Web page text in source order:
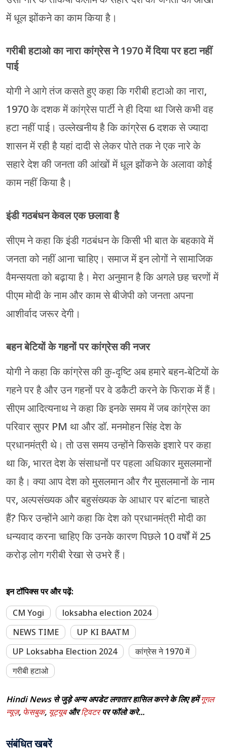
में धूल झोंकने का काम किया है।
गरीबी हटाओ का नारा कांग्रेस ने 1970 में दिया पर हटा नहीं
पाई
योगी ने आगे तंज कसते हुए कहा कि गरीबी हटाओ का नारा,
1970 के दशक में कांग्रेस पार्टी ने ही दिया था जिसे कभी वह
हटा नहीं पाई। उल्लेखनीय है कि कांग्रेस 6 दशक से ज्यादा
शासन में रही है यहां दादी से लेकर पोते तक ने एक नारे के
सहारे देश की जनता की आंखों में धूल झोंकने के अलावा कोई
काम नहीं किया है।
इंडी गठबंधन केवल एक छलावा है
सीएम ने कहा कि इंडी गठबंधन के किसी भी बात के बहकावे में
जनता को नहीं आना चाहिए। समाज में इन लोगों ने सामाजिक
वैमन्सयता को बढ़ाया है। मेरा अनुमान है कि अगले छह चरणों में
पीएम मोदी के नाम और काम से बीजेपी को जनता अपना
आशीर्वाद जरूर देगी।
बहन बेटियों के गहनों पर कांग्रेस की नजर
योगी ने कहा कि कांग्रेस की कु-दृष्टि अब हमारे बहन-बेटियों के
गहने पर है और उन गहनों पर वे डकैटी करने के फिराक में हैं।
सीएम आदित्यनाथ ने कहा कि इनके समय में जब कांग्रेस का
परिवार सुपर PM था और डॉ. मनमोहन सिंह देश के
प्रधानमंत्री थे। तो उस समय उन्होंने किसके इशारे पर कहा
था कि, भारत देश के संसाधनों पर पहला अधिकार मुसलमानों
का है। क्या आप देश को मुसलमान और गैर मुसलमानों के नाम
पर, अल्पसंख्यक और बहुसंख्यक के आधार पर बांटना चाहते
हैं? फिर उन्होंने आगे कहा कि देश को प्रधानमंत्री मोदी का
धन्यवाद करना चाहिए कि उनके कारण पिछले 10 वर्षों में 25
करोड़ लोग गरीबी रेखा से उभरे हैं।
इन टॉपिक्स पर और पढ़ें:
CM Yogi
loksabha election 2024
NEWS TIME
UP KI BAATM
UP Loksabha Election 2024
कांग्रेस ने 1970 में
गरीबी हटाओ
Hindi News से जुड़े अन्य अपडेट लगातार हासिल करने के लिए हमेंगूगल
न्यूज़, फेसबुक, यूट्यूबऔरट्विटरपर फॉलो करे...
संबंधित खबरें